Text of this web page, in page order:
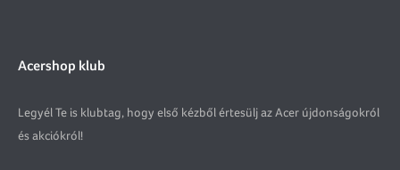
Acershop klub
Legyél Te is klubtag, hogy első kézből értesülj az Acer újdonságokról
és akciókról!